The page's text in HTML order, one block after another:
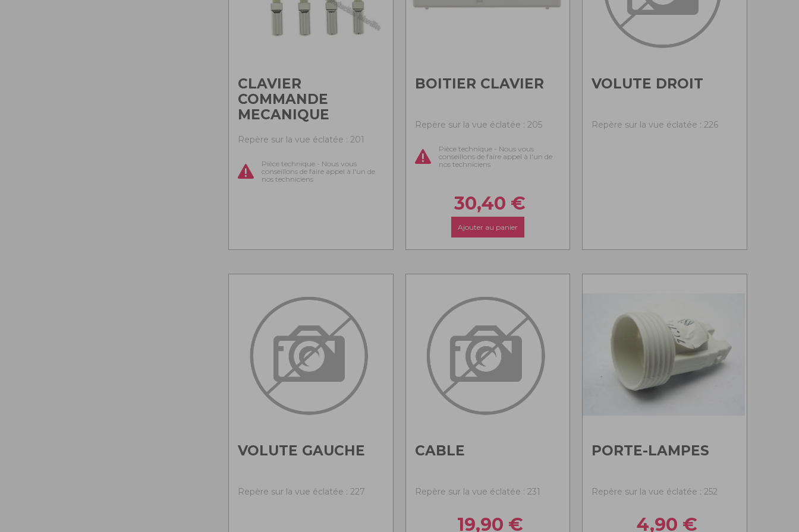
CLAVIER
COMMANDE
MECANIQUE
Repère sur la vue éclatée : 201
Pièce technique - Nous vous
conseillons de faire appel à l'un de
nos techniciens
BOITIER CLAVIER
Repère sur la vue éclatée : 205
Pièce technique - Nous vous
conseillons de faire appel à l'un de
nos techniciens
30,40 €
Ajouter au panier
VOLUTE DROIT
Repère sur la vue éclatée : 226
VOLUTE GAUCHE
Repère sur la vue éclatée : 227
CABLE
Repère sur la vue éclatée : 231
19,90 €
PORTE-LAMPES
Repère sur la vue éclatée : 252
4,90 €